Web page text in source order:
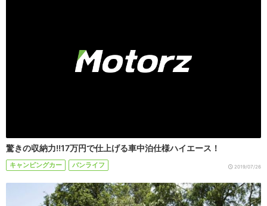
驚きの収納力!!17万円で仕上げる車中泊仕様ハイエース！
キャンピングカー バンライフ 2019/07/26